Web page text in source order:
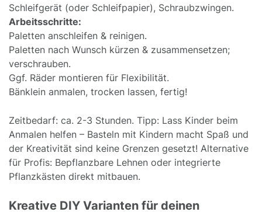
Schleifgerät (oder Schleifpapier), Schraubzwingen.
Arbeitsschritte:
Paletten anschleifen & reinigen.
Paletten nach Wunsch kürzen & zusammensetzen;
verschrauben.
Ggf. Räder montieren für Flexibilität.
Bänklein anmalen, trocken lassen, fertig!
Zeitbedarf: ca. 2-3 Stunden. Tipp: Lass Kinder beim
Anmalen helfen – Basteln mit Kindern macht Spaß und
der Kreativität sind keine Grenzen gesetzt! Alternative
für Profis: Bepflanzbare Lehnen oder integrierte
Pflanzkästen direkt mitbauen.
Kreative DIY Varianten für deinen